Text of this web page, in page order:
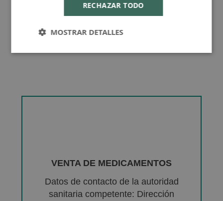
VENTA DE MEDICAMENTOS
Datos de contacto de la autoridad
sanitaria competente: Dirección
RECHAZAR TODO
MOSTRAR DETALLES